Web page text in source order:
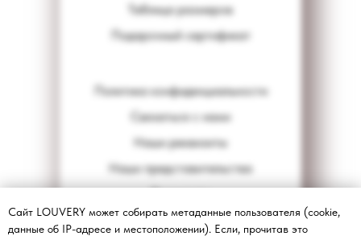
Сайт LOUVERY может собирать метаданные пользователя (cookie,
данные об IP-адресе и местоположении). Если, прочитав это
Таблица размеров
Подарочный сертификат
Политика конфиденциальности
Связаться с нами
Наши реквизиты
Наши представительства
© Все права защищены.